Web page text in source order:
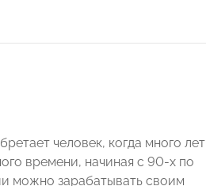
человек, когда много лет
времени, начиная с 90-х по
можно зарабатывать своим